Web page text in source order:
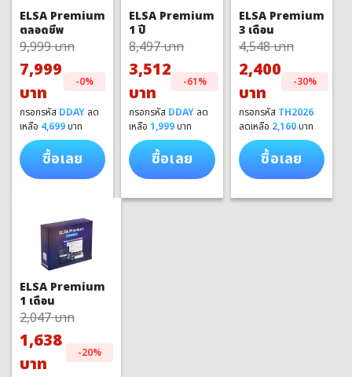
ELSA Premium
ตลอดชีพ
9,999 บาท
7,999
บาท
-0%
กรอกรหัส DDAY ลด
เหลือ 4,699บาท
ซื้อเลย
ELSA Premium
1 ปี
8,497 บาท
3,512
บาท
-61%
กรอกรหัส DDAY ลด
เหลือ1,999บาท
ซื้อเลย
ELSA Premium
3 เดือน
4,548 บาท
2,400
บาท
-30%
กรอกรหัส TH2026
ลดเหลือ 2,160บาท
ซื้อเลย
ELSA Premium
1 เดือน
2,047 บาท
1,638
บาท
-20%